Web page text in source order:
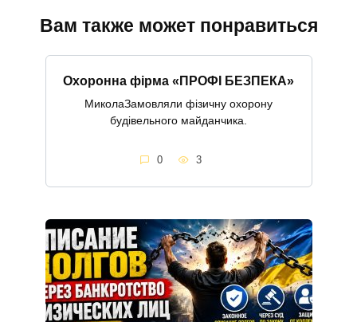
Вам также может понравиться
Охоронна фірма «ПРОФІ БЕЗПЕКА»
МиколаЗамовляли фізичну охорону
будівельного майданчика.
0 3